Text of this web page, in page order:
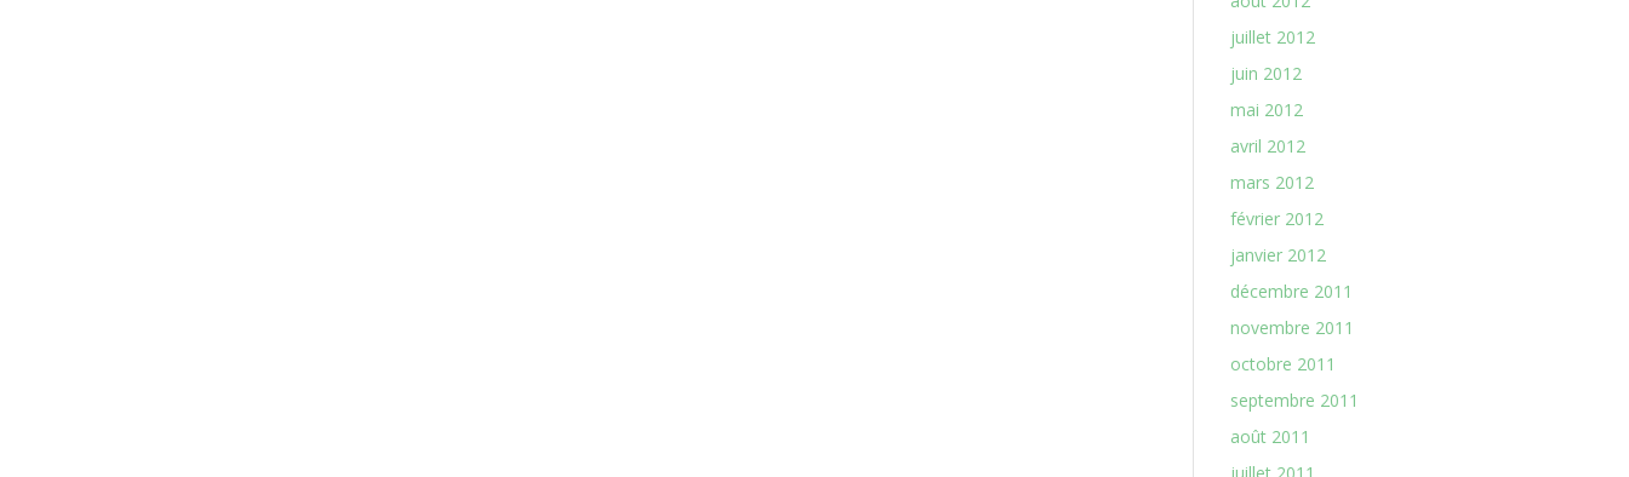
juillet 2012
juin 2012
mai 2012
avril 2012
mars 2012
février 2012
janvier 2012
décembre 2011
novembre 2011
octobre 2011
septembre 2011
août 2011